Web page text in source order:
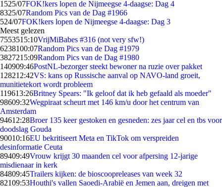
1525/07FOK!kers lopen de Nijmeegse 4-daagse: Dag 4
8325/07Random Pics van de Dag #1966
524/07FOK!kers lopen de Nijmeegse 4-daagse: Dag 3
Meest gelezen
7553515:10VrijMiBabes #316 (not very sfw!)
6238100:07Random Pics van de Dag #1979
3827215:09Random Pics van de Dag #1980
140909:46PostNL-bezorger steekt bewoner na ruzie over pakket
128212:42VS: kans op Russische aanval op NAVO-land groeit,
munitietekort wordt probleem
119613:26Britney Spears: "Ik geloof dat ik heb gefaald als moeder"
98609:32Wegpiraat scheurt met 146 km/u door het centrum van
Amsterdam
94612:28Broer 135 keer gestoken en gesneden: zes jaar cel en tbs voor
doodslag Gouda
90010:16EU bekritiseert Meta en TikTok om verspreiden
desinformatie Ceuta
89409:49Vrouw krijgt 30 maanden cel voor afpersing 12-jarige
misdienaar in kerk
84809:45Trailers kijken: de bioscoopreleases van week 32
82109:53Houthi's vallen Saoedi-Arabië en Jemen aan, dreigen met